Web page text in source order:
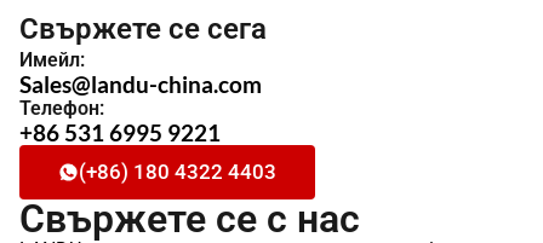
Свържете се сега
Имейл:
Sales@landu-china.com
Телефон:
+86 531 6995 9221
(+86) 180 4322 4403
Свържете се с нас